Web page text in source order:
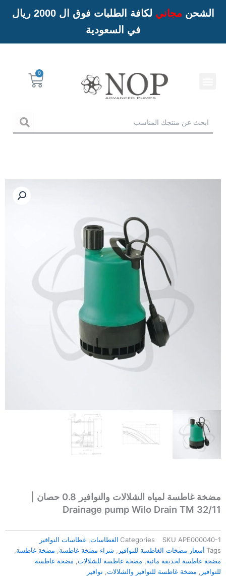
الشحن مجاني
لكافة الطلبات فوق ال 2000 ريال
في السعودية
Cart
مضخة غاطسة لمياه الشلالات والنوافير 0.8 حصان |
Drainage pump Wilo Drain TM 32/11
SKU APE000040-1
Categories الغطاسات غطاسات النوافير
Tags أسعار مضخات الغاطسة للنوافير شراء مضخة غاطسة مضخة غاطسة
مضخة غاطسة لحديقة مائية
مضخة غاطسة للشلالات مضخة غاطسة
للنوافير
مضخة غاطسة للنوافير والشلالات نوافير